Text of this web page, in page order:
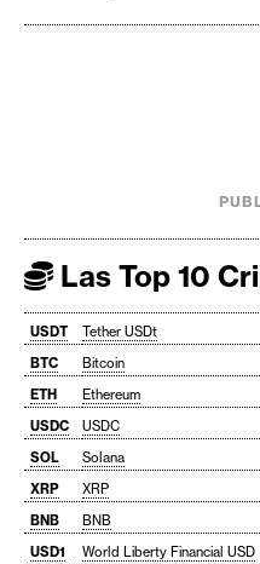
Las Top 10
USDT Tether USDt
BTC
Bitcoin
ETH
Ethereum
USDC
USDC
SOL
Solana
XRP
XRP
BNB
BNB
USD1
World Liberty Financial USD